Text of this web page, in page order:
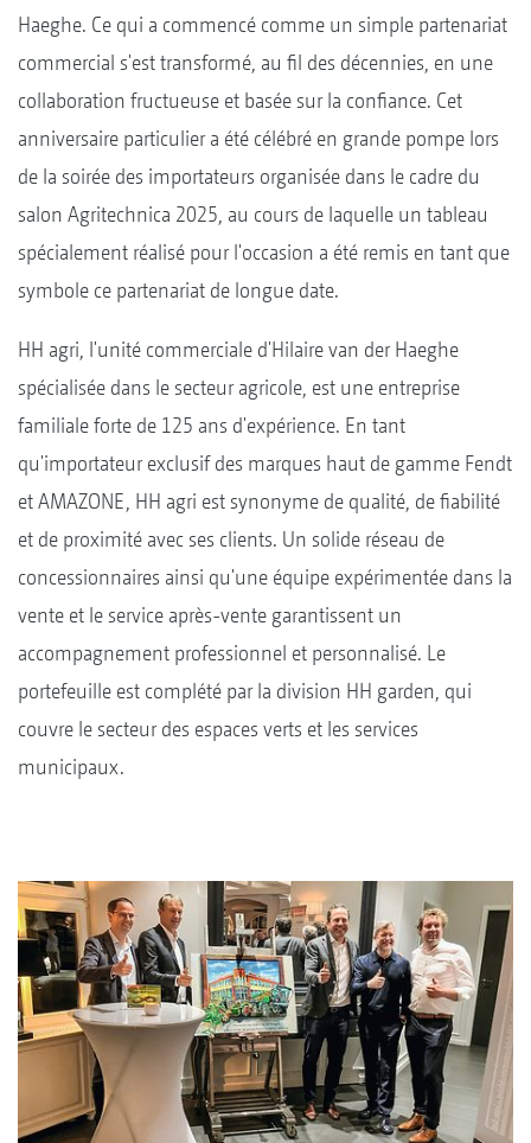
Haeghe. Ce qui a commencé comme un simple partenariat
commercial s'est transformé, au fil des décennies, en une
collaboration fructueuse et basée sur la confiance. Cet
anniversaire particulier a été célébré en grande pompe lors
de la soirée des importateurs organisée dans le cadre du
salon Agritechnica 2025, au cours de laquelle un tableau
spécialement réalisé pour l'occasion a été remis en tant que
symbole ce partenariat de longue date.
HH agri, l'unité commerciale d'Hilaire van der Haeghe
spécialisée dans le secteur agricole, est une entreprise
familiale forte de 125 ans d'expérience. En tant
qu'importateur exclusif des marques haut de gamme Fendt
et AMAZONE, HH agri est synonyme de qualité, de fiabilité
et de proximité avec ses clients. Un solide réseau de
concessionnaires ainsi qu'une équipe expérimentée dans la
vente et le service après-vente garantissent un
accompagnement professionnel et personnalisé. Le
portefeuille est complété par la division HH garden, qui
couvre le secteur des espaces verts et les services
municipaux.